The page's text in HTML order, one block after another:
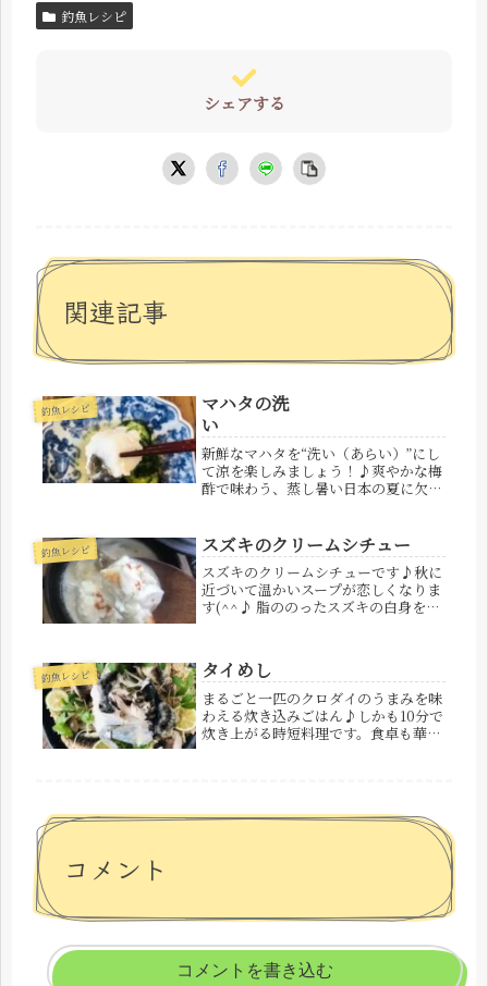
釣魚レシピ
シェアする
関連記事
釣魚レシピ
マハタの洗
い
新鮮なマハタを“洗い（あらい）”にし
て涼を楽しみましょう！♪爽やかな梅
酢で味わう、蒸し暑い日本の夏に欠か
釣魚レシピ スズキのクリームシチュー
スズキのクリームシチューです♪秋に
近づいて温かいスープが恋しくなりま
す(^^♪ 脂ののったスズキの白身をた
｀)
釣魚レシピ タイめし
まるごと一匹のクロダイのうまみを味
わえる炊き込みごはん♪しかも10分で
炊き上がる時短料理です。食卓も華や
コメント
コメントを書き込む